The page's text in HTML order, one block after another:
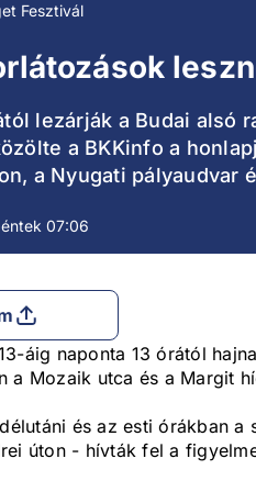
Fesztivál
lezárják a Budai alsó
a BKKinfo a
a Nyugati pályaudvar
07:06
áig naponta 13 órától
a Mozaik utca és a Margit
és az esti órákban
úton - hívták fel a